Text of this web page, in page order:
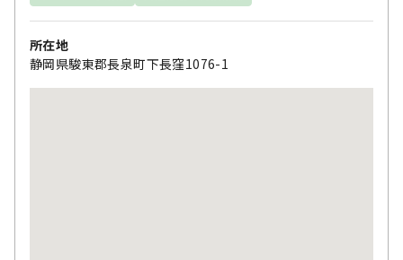
所在地
静岡県駿東郡長泉町下長窪1076-1